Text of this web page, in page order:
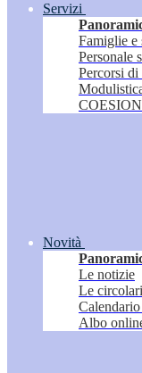
Servizi
Famiglie e
Personale
Percorsi di
Novità
Le notizie
Le circolari
Albo